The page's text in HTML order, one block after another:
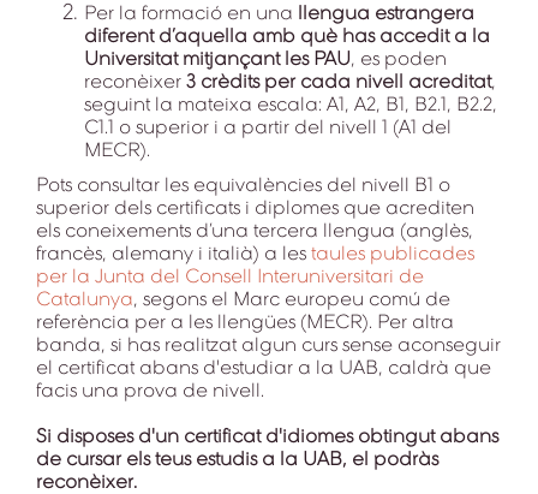
Per la formació en una llengua estrangera
diferent d’aquella amb què has accedit a la
Universitat mitjançant les PAU, es poden
reconèixer 3 crèdits per cada nivell acreditat,
seguint la mateixa escala: A1, A2, B1, B2.1, B2.2,
C1.1 o superior i a partir del nivell 1 (A1 del
MECR).
Pots consultar les equivalències del nivell B1 o
superior dels certificats i diplomes que acrediten
els coneixements d’una tercera llengua (anglès,
francès, alemany i italià) a les taules publicades
per la Junta del Consell Interuniversitari de
Catalunya, segons el Marc europeu comú de
referència per a les llengües (MECR). Per altra
banda, si has realitzat algun curs sense aconseguir
el certificat abans d'estudiar a la UAB, caldrà que
facis una prova de nivell.
Si disposes d'un certificat d'idiomes obtingut abans
de cursar els teus estudis a la UAB, el podràs
reconèixer.